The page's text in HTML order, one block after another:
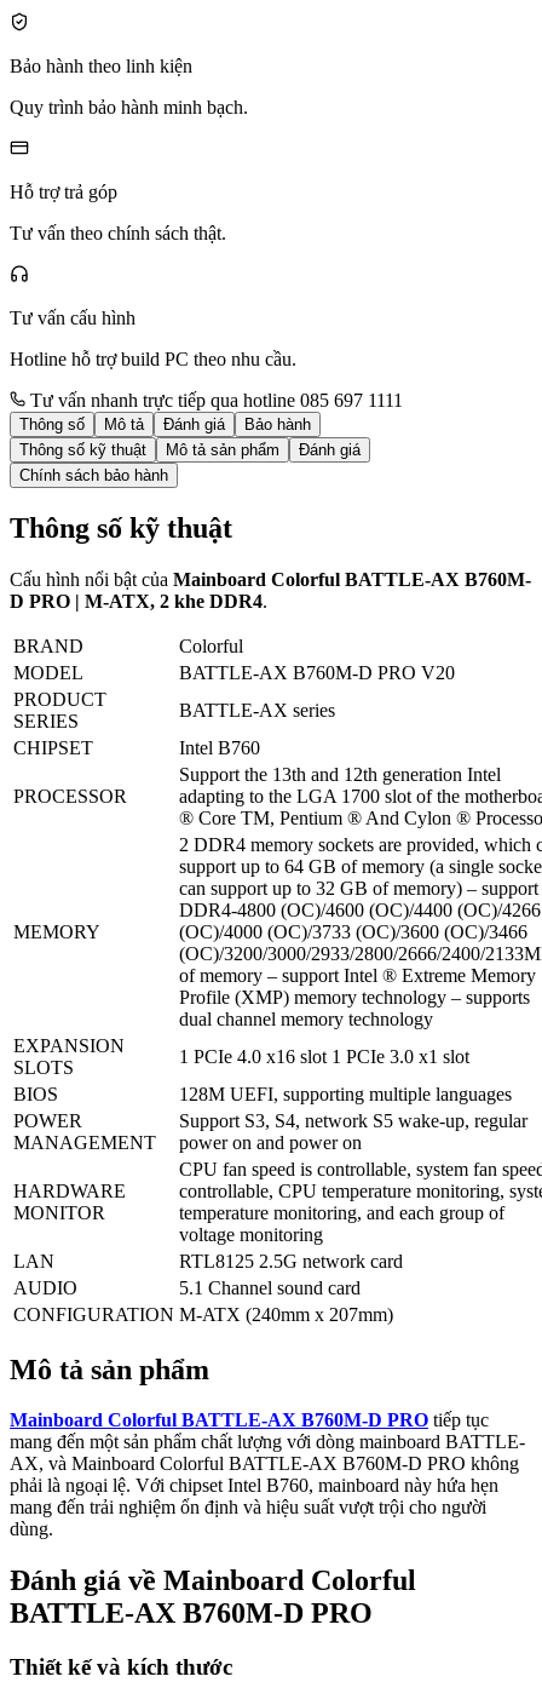
Bảo hành theo linh kiện
Quy trình bảo hành minh bạch.
Hỗ trợ trả góp
Tư vấn theo chính sách thật.
Tư vấn cấu hình
Hotline hỗ trợ build PC theo nhu cầu.
Tư vấn nhanh trực tiếp qua hotline 085 697 1111
Thông số Mô tả Đánh giá
Bảo hành
Thông số kỹ thuật
Mô tả sản phẩm
Đánh giá
Chính sách bảo hành
Thông số kỹ thuật
Cấu hình nổi bật của Mainboard Colorful BATTLE-AX B760M-
D PRO | M-ATX, 2 khe DDR4.
BRAND
Colorful
MODEL
BATTLE-AX B760M-D PRO V20
PRODUCT
SERIES
BATTLE-AX series
CHIPSET
Intel B760
PROCESSOR
Support the 13th and 12th generation Intel
adapting to the LGA 1700 slot of the
® Core TM, Pentium ® And Cylon ®
MEMORY
2 DDR4 memory sockets are provided, which
support up to 64 GB of memory (a single
can support up to 32 GB of memory) – support
DDR4-4800 (OC)/4600 (OC)/4400 (OC)/4266
(OC)/4000 (OC)/3733 (OC)/3600 (OC)/3466
(OC)/3200/3000/2933/2800/2666/2400/
of memory – support Intel ® Extreme Memory
Profile (XMP) memory technology – supports
dual channel memory technology
EXPANSION
SLOTS
1 PCIe 4.0 x16 slot 1 PCIe 3.0 x1 slot
BIOS
128M UEFI, supporting multiple languages
POWER
MANAGEMENT
Support S3, S4, network S5 wake-up, regular
power on and power on
HARDWARE
MONITOR
CPU fan speed is controllable, system fan
controllable, CPU temperature monitoring,
temperature monitoring, and each group of
voltage monitoring
LAN
RTL8125 2.5G network card
AUDIO
5.1 Channel sound card
CONFIGURATION M-ATX (240mm x 207mm)
Mô tả sản phẩm
Mainboard Colorful BATTLE-AX B760M-D PRO tiếp tục
mang đến một sản phẩm chất lượng với dòng mainboard BATTLE-
AX, và Mainboard Colorful BATTLE-AX B760M-D PRO không
phải là ngoại lệ. Với chipset Intel B760, mainboard này hứa hẹn
mang đến trải nghiệm ổn định và hiệu suất vượt trội cho người
dùng.
Đánh giá về Mainboard Colorful
BATTLE-AX B760M-D PRO
Thiết kế và kích thước